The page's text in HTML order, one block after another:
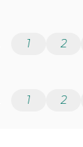
1 2
1 2